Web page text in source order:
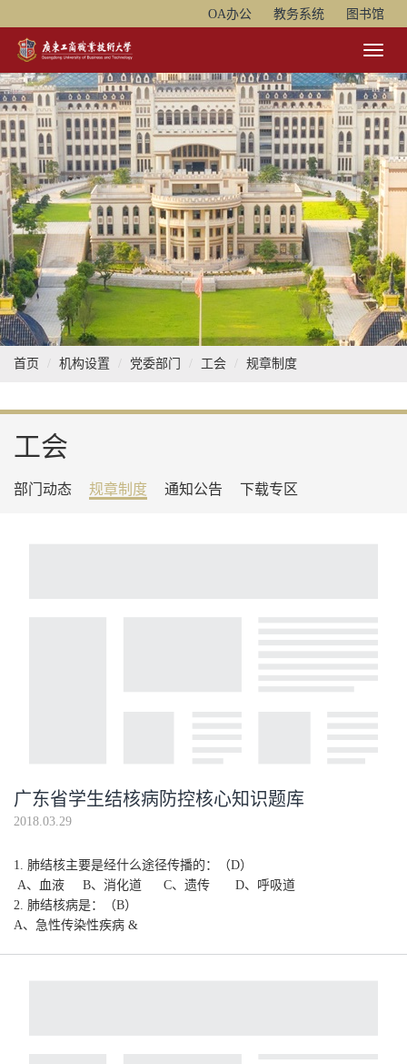
OA办公 教务系统 图书馆
Toggle
首页 机构设置 党委部门 工会 规章制度
工会
部门动态 规章制度 通知公告 下载专区
广东省学生结核病防控核心知识题库
2018.03.29
1. 肺结核主要是经什么途径传播的：（D）
A、血液 B、消化道 C、遗传 D、呼吸道
2. 肺结核病是：（B）
A、急性传染性疾病 &